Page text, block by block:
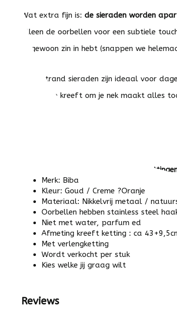
Wat extra fijn is: de sieraden worden
Alleen de oorbellen voor een subtiele
er gewoon zin in hebt (snappen we
Deze strand sieraden zijn ideaal voor
een beetje kreeft om je nek maakt alles
Alles wat je wilt weten over deze
Merk: Biba
Kleur: Goud / Creme ?Oranje
Materiaal: Nikkelvrij metaal /
Oorbellen hebben stainless steel
Niet met water, parfum ed
Afmeting kreeft ketting : ca
Met verlengketting
Wordt verkocht per stuk
Kies welke jij graag wilt
Reviews